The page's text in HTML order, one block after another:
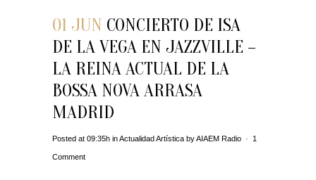
01 JUN CONCIERTO DE ISA
DE LA VEGA EN JAZZVILLE –
LA REINA ACTUAL DE LA
BOSSA NOVA ARRASA
MADRID
Posted at 09:35h inActualidad Artística byAIAEM Radio 1
Comment